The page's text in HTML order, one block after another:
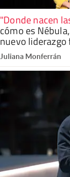
"Donde nacen
cómo es
nuevo
Juliana Monferrán